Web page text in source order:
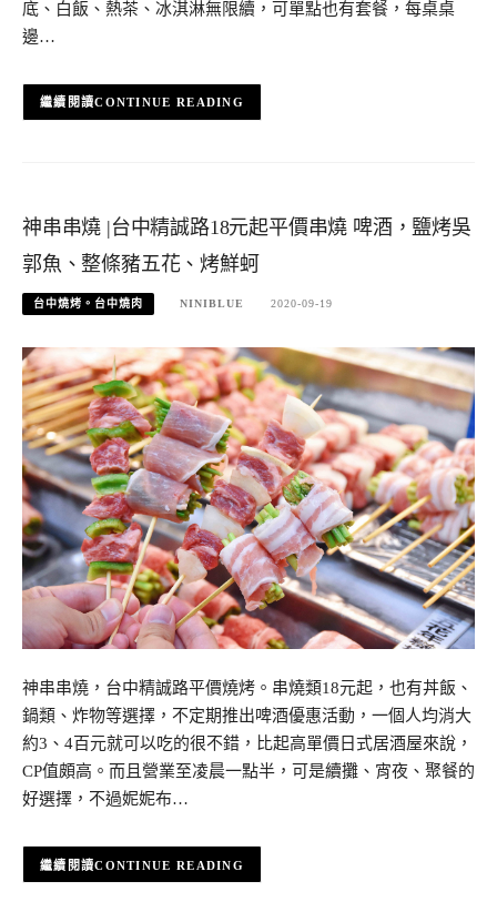
底、白飯、熱茶、冰淇淋無限續，可單點也有套餐，每桌桌
邊…
CONTINUE READING
神串串燒 |台中精誠路18元起平價串燒 啤酒，鹽烤吳
郭魚、整條豬五花、烤鮮蚵
台中燒烤。台中燒肉 NINIBLUE 2020-09-19
神串串燒，台中精誠路平價燒烤。串燒類18元起，也有丼飯、
鍋類、炸物等選擇，不定期推出啤酒優惠活動，一個人均消大
約3、4百元就可以吃的很不錯，比起高單價日式居酒屋來說，
CP值頗高。而且營業至凌晨一點半，可是續攤、宵夜、聚餐的
好選擇，不過妮妮布…
CONTINUE READING